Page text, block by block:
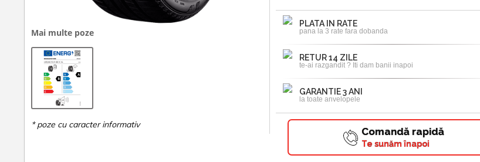
Mai multe poze
PLATA IN RATE
pana la 3 rate fara dobanda
RETUR 14 ZILE
te-ai razgandit ? Iti dam banii inapoi
GARANTIE 3 ANI
la toate anvelopele
Comandă rapidă
Te sunăm înapoi